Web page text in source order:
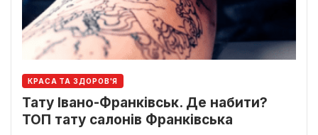
КРАСА ТА ЗДОРОВ'Я
Тату Івано-Франківськ. Де набити?
ТОП тату салонів Франківська